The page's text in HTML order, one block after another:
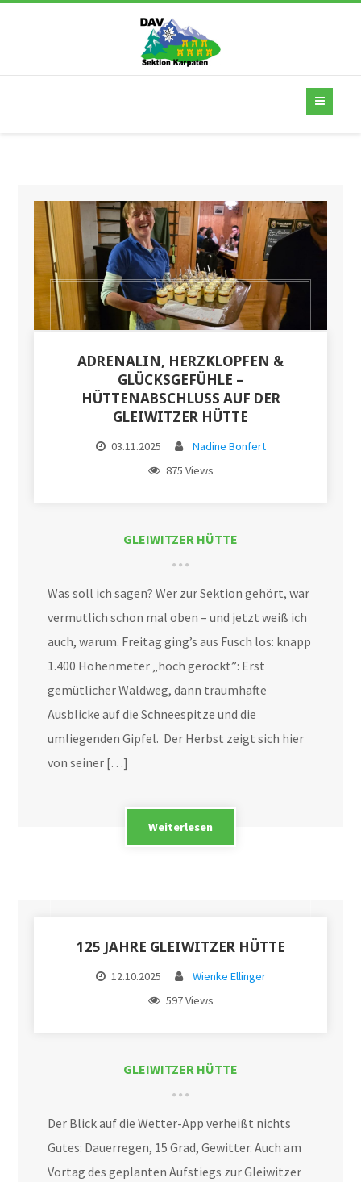
ADRENALIN, HERZKLOPFEN &
GLÜCKSGEFÜHLE –
HÜTTENABSCHLUSS AUF DER
GLEIWITZER HÜTTE
03.11.2025
Nadine Bonfert
875 Views
GLEIWITZER HÜTTE
Was soll ich sagen? Wer zur Sektion gehört, war
vermutlich schon mal oben – und jetzt weiß ich
auch, warum. Freitag ging’s aus Fusch los: knapp
1.400 Höhenmeter „hoch gerockt”: Erst
gemütlicher Waldweg, dann traumhafte
Ausblicke auf die Schneespitze und die
umliegenden Gipfel. Der Herbst zeigt sich hier
von seiner […]
Weiterlesen
125 JAHRE GLEIWITZER HÜTTE
12.10.2025
Wienke Ellinger
597 Views
GLEIWITZER HÜTTE
Der Blick auf die Wetter-App verheißt nichts
Gutes: Dauerregen, 15 Grad, Gewitter. Auch am
Vortag des geplanten Aufstiegs zur Gleiwitzer